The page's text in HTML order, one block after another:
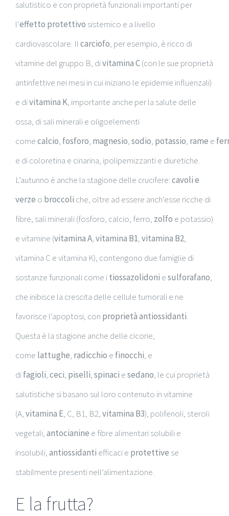
salutistico e con proprietà funzionali importanti per
l’effetto protettivo sistemico e a livello
cardiovascolare. Ilcarciofo, per esempio, è ricco di
vitamine del gruppo B, divitamina C(con le sue proprietà
antinfettive nei mesi in cui iniziano le epidemie influenzali)
e divitamina K, importante anche per la salute delle
ossa, di sali minerali e oligoelementi
comecalcio, fosforo, magnesio,sodio, potassio, rame e
e di coloretina e cinarina, ipolipemizzanti e diuretiche.
L’autunno è anche la stagione delle crucifere:cavoli e
verze o broccoli che, oltre ad essere anch’esse ricche di
fibre, sali minerali (fosforo, calcio, ferro, zolfo e potassio)
e vitamine (vitamina A,vitamina B1,vitamina B2,
vitamina C e vitamina K), contengono due famiglie di
sostanze funzionali come itiossazolidoni esulforafano,
che inibisce la crescita delle cellule tumorali e ne
favorisce l’apoptosi, con proprietà antiossidanti.
Questa è la stagione anche delle cicorie,
come lattughe, radicchio e finocchi, e
difagioli,ceci, piselli,spinaci esedano, le cui proprietà
salutistiche si basano sul loro contenuto in vitamine
(A,vitamina E, C, B1, B2,vitamina B3), polifenoli, steroli
vegetali,antocianine e fibre alimentari solubili e
insolubili,antiossidanti efficaci e protettive se
stabilmente presenti nell’alimentazione.
E la frutta?